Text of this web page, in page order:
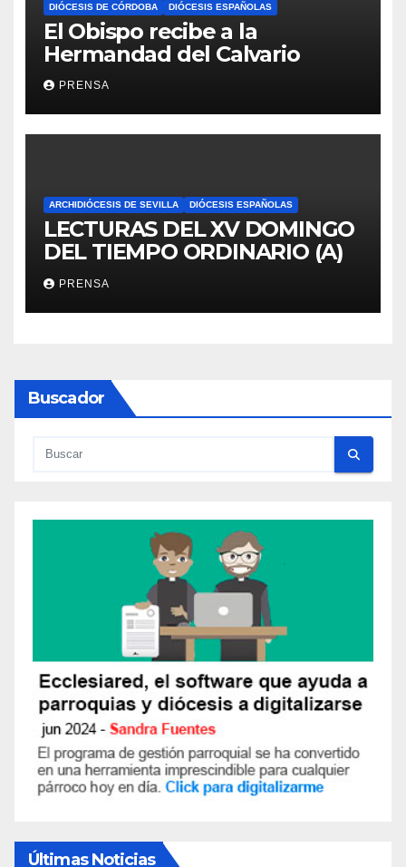
DIÓCESIS DE CÓRDOBA DIÓCESIS ESPAÑOLAS
El Obispo recibe a la
Hermandad del Calvario
PRENSA
ARCHIDIÓCESIS DE SEVILLA DIÓCESIS ESPAÑOLAS
LECTURAS DEL XV DOMINGO
DEL TIEMPO ORDINARIO (A)
PRENSA
Buscador
Últimas Noticias